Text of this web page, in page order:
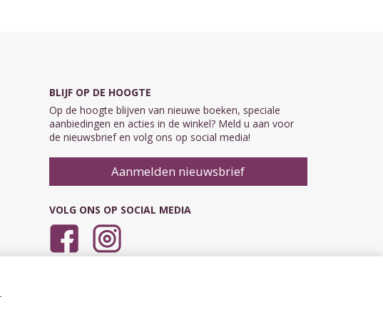
BLIJF OP DE HOOGTE
Op de hoogte blijven van nieuwe boeken, speciale
aanbiedingen en acties in de winkel? Meld u aan voor
de nieuwsbrief en volg ons op social media!
Aanmelden nieuwsbrief
VOLG ONS OP SOCIAL MEDIA